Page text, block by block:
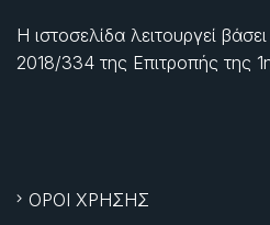
Η ιστοσελίδα λειτουργεί
2018/334 της Επιτροπής της
ΟΡΟΙ ΧΡΗΣΗΣ